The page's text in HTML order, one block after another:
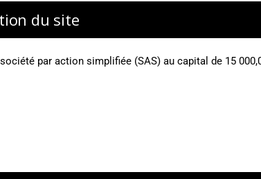
du site
par action simplifiée (SAS) au capital de 15